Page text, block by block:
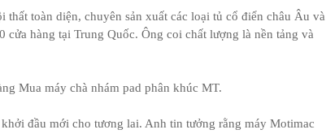
toàn diện, chuyên sản xuất các loại tủ cổ điển châu Âu và
hàng tại Trung Quốc. Ông coi chất lượng là nền tảng và
Mua máy chà nhám pad phân khúc MT.
đầu mới cho tương lai. Anh tin tưởng rằng máy Motimac